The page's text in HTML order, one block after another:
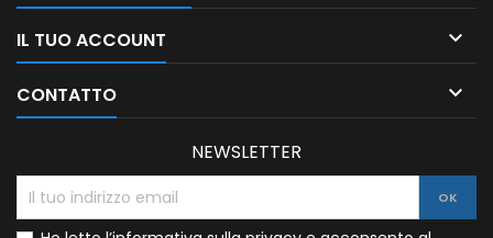
IL TUO ACCOUNT 
CONTATTO 
NEWSLETTER